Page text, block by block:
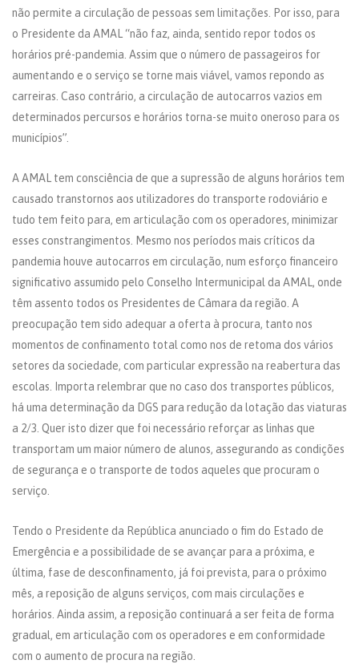
não permite a circulação de pessoas sem limitações. Por isso, para
o Presidente da AMAL “não faz, ainda, sentido repor todos os
horários pré-pandemia. Assim que o número de passageiros for
aumentando e o serviço se torne mais viável, vamos repondo as
carreiras. Caso contrário, a circulação de autocarros vazios em
determinados percursos e horários torna-se muito oneroso para os
municípios”.
A AMAL tem consciência de que a supressão de alguns horários tem
causado transtornos aos utilizadores do transporte rodoviário e
tudo tem feito para, em articulação com os operadores, minimizar
esses constrangimentos. Mesmo nos períodos mais críticos da
pandemia houve autocarros em circulação, num esforço financeiro
significativo assumido pelo Conselho Intermunicipal da AMAL, onde
têm assento todos os Presidentes de Câmara da região. A
preocupação tem sido adequar a oferta à procura, tanto nos
momentos de confinamento total como nos de retoma dos vários
setores da sociedade, com particular expressão na reabertura das
escolas. Importa relembrar que no caso dos transportes públicos,
há uma determinação da DGS para redução da lotação das viaturas
a 2/3. Quer isto dizer que foi necessário reforçar as linhas que
transportam um maior número de alunos, assegurando as condições
de segurança e o transporte de todos aqueles que procuram o
serviço.
Tendo o Presidente da República anunciado o fim do Estado de
Emergência e a possibilidade de se avançar para a próxima, e
última, fase de desconfinamento, já foi prevista, para o próximo
mês, a reposição de alguns serviços, com mais circulações e
horários. Ainda assim, a reposição continuará a ser feita de forma
gradual, em articulação com os operadores e em conformidade
com o aumento de procura na região.